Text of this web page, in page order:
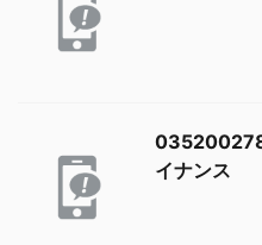
イナンス